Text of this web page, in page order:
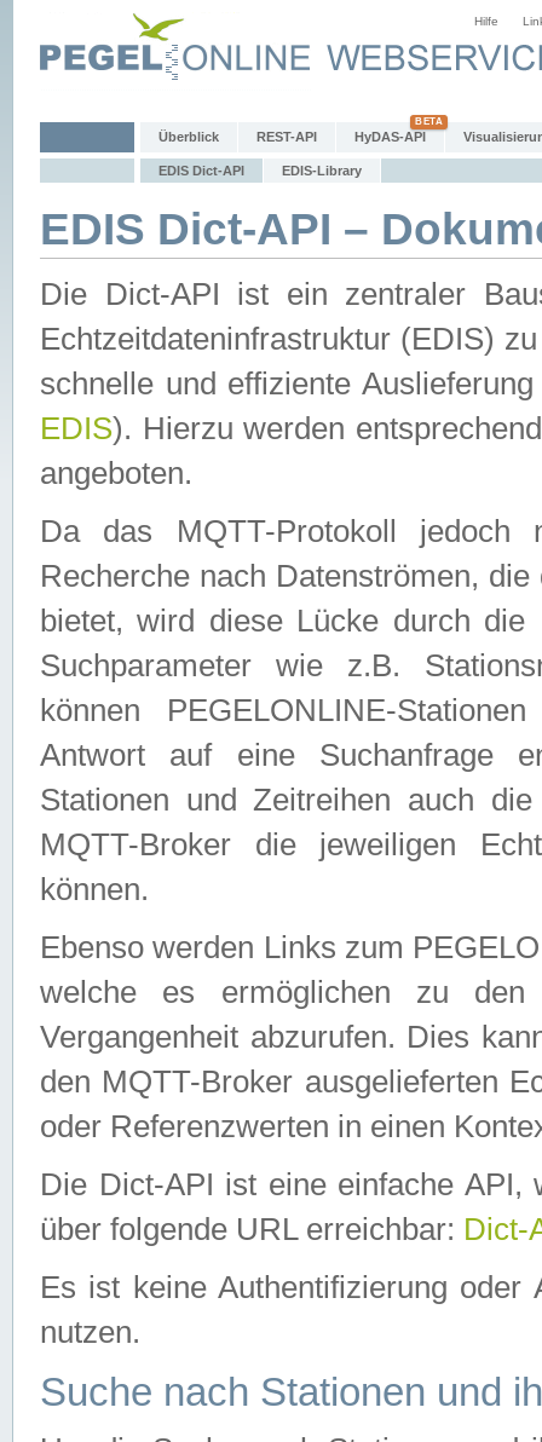
Hilfe
Überblick REST-API HyDAS-API
EDIS Dict-API EDIS-Library
EDIS Dict-API –
Die Dict-API ist ein zentraler
Echtzeitdateninfrastruktur (EDIS)
schnelle und effiziente
EDIS). Hierzu werden
angeboten.
Da das MQTT-Protokoll jedoch
Recherche nach Datenströmen,
bietet, wird diese Lücke durch die
Suchparameter wie z.B.
können PEGELONLINE-
Antwort auf eine Suchanfrage
Stationen und Zeitreihen auch
MQTT-Broker die jeweiligen
können.
Ebenso werden Links zum
welche es ermöglichen zu den
Vergangenheit abzurufen. Dies
den MQTT-Broker ausgelieferten
oder Referenzwerten in einen
Die Dict-API ist eine einfache API,
über folgende URL erreichbar: Dict-
Es ist keine Authentifizierung
nutzen.
Suche nach Stationen und